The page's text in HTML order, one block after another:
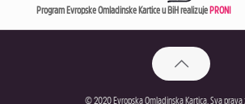
Program Evropske Omladinske Kartice u BiH realizujePRONI
© 2020 Evropska Omladinska Kartica. Sva prava